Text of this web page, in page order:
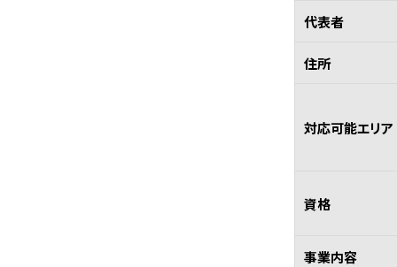
代表者
住所
対応可能エリア
資格
事業内容